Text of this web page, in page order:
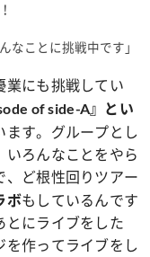
なことに挑戦中です」
業にも挑戦してい
of side-A』とい
ます。グループとし
ろんなことをやら
ど根性回りツアー
ボもしているんです
とにライブをした
を作ってライブをし